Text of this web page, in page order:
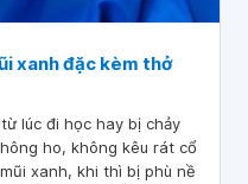
xanh đặc kèm thở
lúc đi học hay bị chảy
ho, không kêu rát cổ
xanh, khi thì bị phù nề